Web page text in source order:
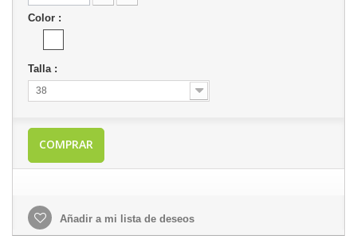
Color :
Talla :
38
COMPRAR
Añadir a mi lista de deseos